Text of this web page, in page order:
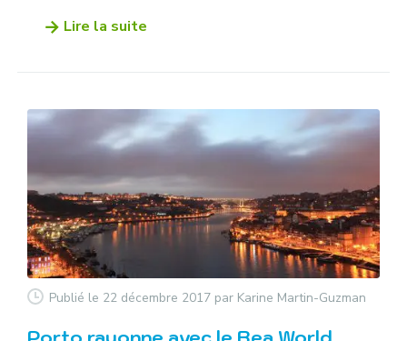
Lire la suite
Publié le 22 décembre 2017 par Karine Martin-Guzman